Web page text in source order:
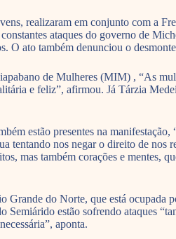
realizaram em conjunto com a
ataques do governo de
O ato também denunciou o
de Mulheres (MIM) , “As
e feliz”, afirmou. Já Tárzia
estão presentes na
nos negar o direito de
mas também corações e mentes,
do Norte, que está ocupada
estão sofrendo ataques
aponta.